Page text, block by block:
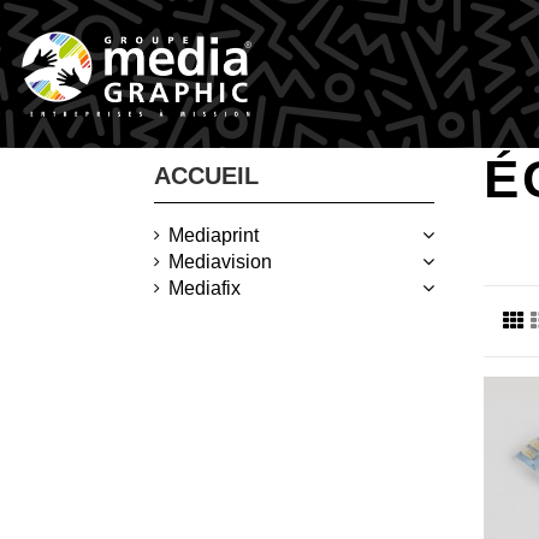
ACCUEIL
Mediaprint
Mediavision
Mediafix